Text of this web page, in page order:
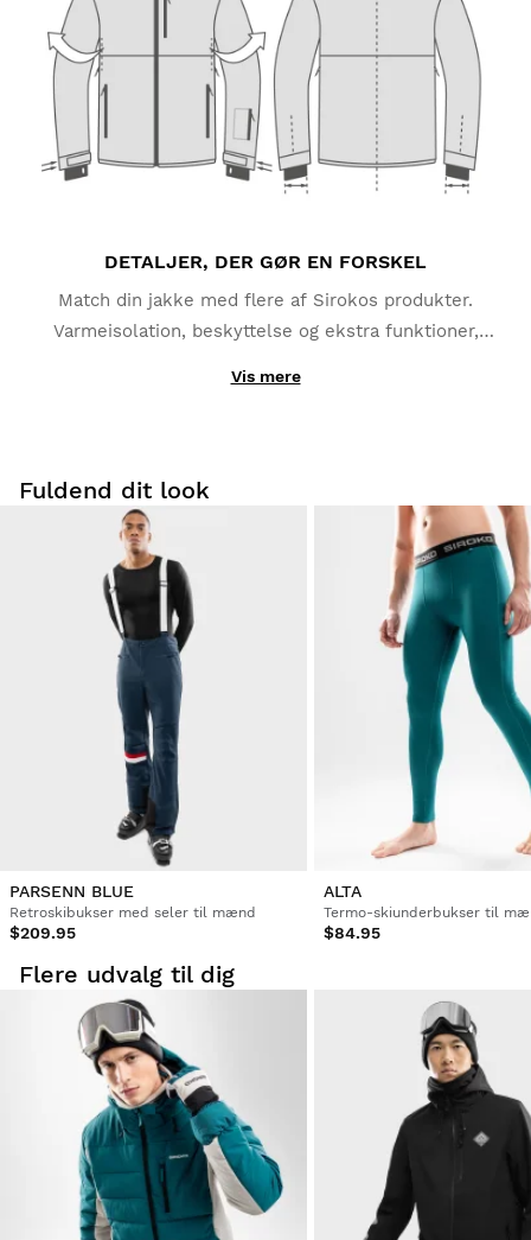
med at holde på kropsvarmen.
DETALJER, DER GØR EN FORSKEL
Match din jakke med flere af Sirokos produkter.
Varmeisolation, beskyttelse og ekstra funktioner,
Vis mere
Fuldend dit look
PARSENN BLUE
Retroskibukser med seler til mænd
$209.95
ALTA
Termo-skiunderbukser til
$84.95
Flere udvalg til dig